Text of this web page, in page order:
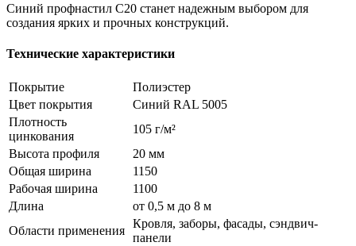
Синий профнастил С20 станет надежным выбором для
создания ярких и прочных конструкций.
Технические характеристики
Покрытие
Полиэстер
Цвет покрытия
Синий RAL 5005
Плотность
цинкования
105 г/м²
Высота профиля
20 мм
Общая ширина
1150
Рабочая ширина
1100
Длина
от 0,5 м до 8 м
Области применения
Кровля, заборы, фасады, сэндвич-
панели